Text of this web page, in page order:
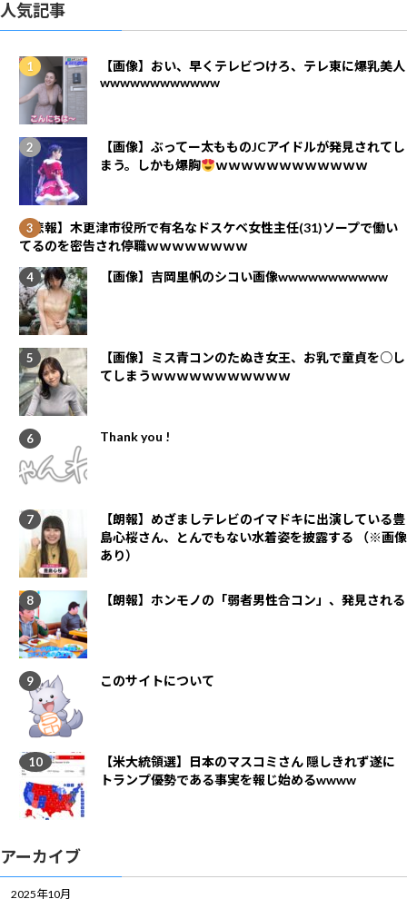
人気記事
【画像】おい、早くテレビつけろ、テレ東に爆乳美人
wwwwwwwwwwww
【画像】ぶってー太もものJCアイドルが発見されてし
まう。しかも爆胸
ｗｗｗｗｗｗｗｗｗｗｗｗ
【悲報】木更津市役所で有名なドスケベ女性主任(31)ソープで働い
てるのを密告され停職ｗｗｗｗｗｗｗｗ
【画像】吉岡里帆のシコい画像wwwwwwwwwww
【画像】ミス青コンのたぬき女王、お乳で童貞を○し
てしまうｗｗｗｗｗｗｗｗｗｗｗ
Thank you !
【朗報】めざましテレビのイマドキに出演している豊
島心桜さん、とんでもない水着姿を披露する （※画像
あり）
【朗報】ホンモノの「弱者男性合コン」、発見される
このサイトについて
【米大統領選】日本のマスコミさん 隠しきれず遂に
トランプ優勢である事実を報じ始めるwwww
アーカイブ
2025年10月